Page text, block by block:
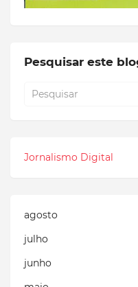
Pesquisar este
Jornalismo Digital
agosto
julho
junho